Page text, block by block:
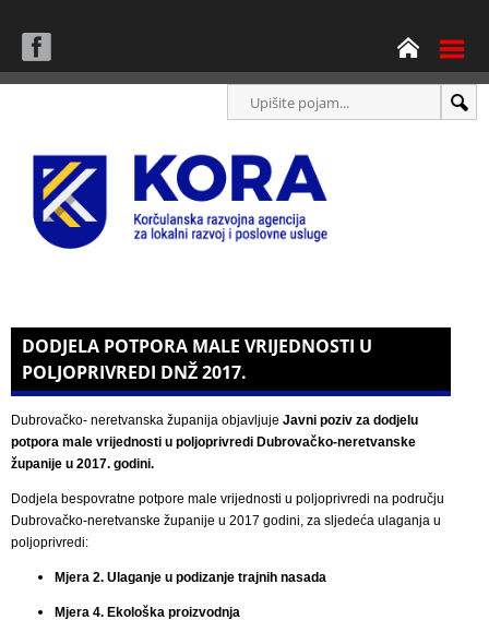
DODJELA POTPORA MALE VRIJEDNOSTI U
POLJOPRIVREDI DNŽ 2017.
Dubrovačko- neretvanska županija objavljuje Javni poziv za dodjelu
potpora male vrijednosti u poljoprivredi Dubrovačko-neretvanske
županije u 2017. godini.
Dodjela bespovratne potpore male vrijednosti u poljoprivredi na području
Dubrovačko-neretvanske županije u 2017 godini, za sljedeća ulaganja u
poljoprivredi:
Mjera 2. Ulaganje u podizanje trajnih nasada
Mjera 4. Ekološka proizvodnja